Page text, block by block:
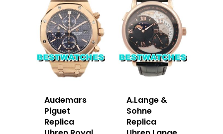
Audemars
Piguet
Replica
A.Lange &
Sohne
Replica